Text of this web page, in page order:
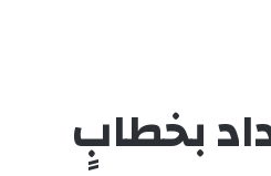
بخطابٍ